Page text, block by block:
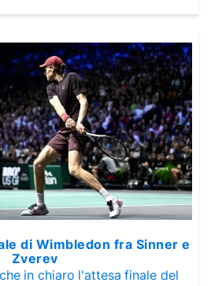
di Wimbledon fra Sinner e
Zverev
in chiaro l'attesa finale del